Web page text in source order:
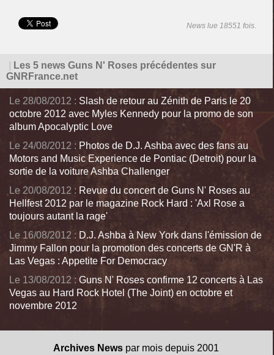
News lue 18551 fois.
Les 5 news Guns N' Roses précédentes sur
GNRFrance.net
Le 28/08/2012 : Slash de retour au Zénith de Paris le 20
octobre 2012 avec Myles Kennedy pour la promo de son
album Apocalyptic Love
Le 24/08/2012 : Photos de D.J. Ashba avec des fans au
Motors and Music Experience de Pontiac (Detroit) pour la
sortie de la voiture Ashba Challenger
Le 20/08/2012 : Revue du concert de Guns N' Roses au
Hellfest 2012 par le magazine Rock Hard : 'Axl Rose a
toujours autant la rage'
Le 16/08/2012 : D.J. Ashba à New York dans l'émission de
Jimmy Fallon pour la promotion des concerts de GN'R à
Las Vegas : Appetite For Democracy
Le 13/08/2012 : Guns N' Roses confirme 12 concerts à Las
Vegas au Hard Rock Hotel (The Joint) en octobre et
novembre 2012
Archives News par mois depuis 2001